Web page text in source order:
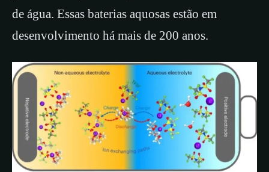
de água. Essas baterias aquosas estão em
desenvolvimento há mais de 200 anos.